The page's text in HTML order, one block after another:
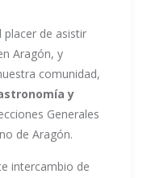
placer de asistir
Aragón, y
comunidad,
y
Generales
de Aragón.
intercambio de